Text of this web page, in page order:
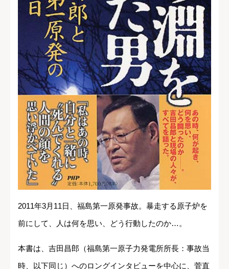
2011年3月11日、福島第一原発事故。暴走する原子炉を
前にして、人は何を思い、どう行動したのか…。
本書は、吉田昌郎（福島第一原子力発電所所長：事故当
時、以下同じ）へのロングインタビューを中心に、菅直